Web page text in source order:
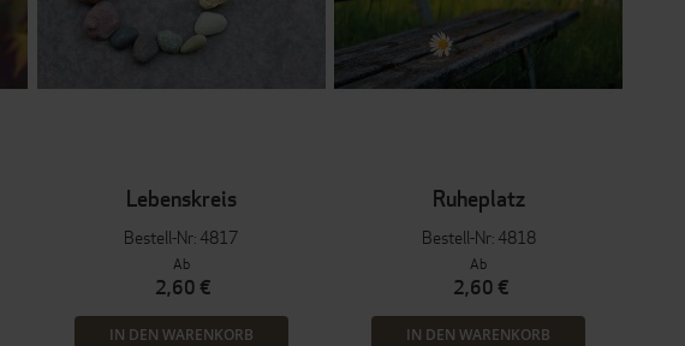
Lebenskreis
Bestell-Nr: 4817
Ab
2,60 €
IN DEN WARENKORB
Ruheplatz
Bestell-Nr: 4818
Ab
2,60 €
IN DEN WARENKORB